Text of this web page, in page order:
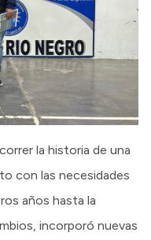
la historia de una
con las necesidades
años hasta la
incorporó nuevas